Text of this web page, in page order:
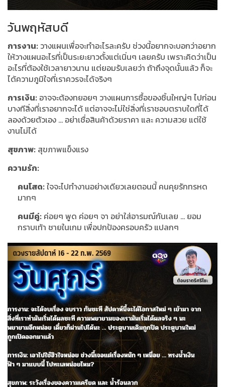
วันพฤหัสบดี
การงาน: วางแผนเพื่อจะทำอะไรละครับ ช่วงนี้อยากจะบอกว่าอยาก
ให้วางแผนอะไรที่เป็นระยะยาวตั้งแต่เนิ่นๆ เลยครับ เพราะคิดว่าเป็น
อะไรที่ต้องใช้เวลายาวนาน แต่ยอมรับเลยว่า ถ้าถึงจุดนั้นแล้ว ก็จะ
ได้ความภูมิใจที่เราควรจะได้จริงๆ
การเงิน: อาจจะต้องทยอยๆ วางแผนการซื้อของชิ้นใหญ่ๆ ไปก่อน
บางทีสิ่งที่เราอยากจะได้ แต่อาจจะไม่ใช่สิ่งที่เราชอบตราบใดที่ได้
ลองด้วยตัวเอง … อย่าเชื่อสินค้าด้วยราคา และ ความสวย แต่ใช้
งานไม่ได้
สุขภาพ: สุขภาพแข็งแรง
ความรัก:
คนโสด:ใจจะไปทำงานอย่างเดียวเลยตอนนี้ คนคุยรักทรหด
มากๆ
คนมีคู่: ค่อยๆ พูด ค่อยๆ จา อย่าใส่อารมณ์กันเลย … ยอม
กราบเท้า ชายในเกม เพื่อปกป้องครอบครัว แปลกๆ